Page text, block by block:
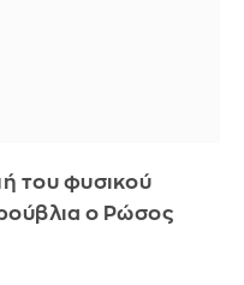
του φυσικού
ο Ρώσος